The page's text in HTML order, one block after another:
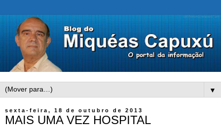
▼
sexta-feira, 18 de outubro de 2013
MAIS UMA VEZ HOSPITAL